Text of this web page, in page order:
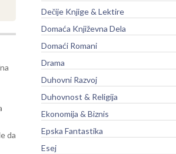
da
Dečije Knjige & Lektire
Domaća Književna Dela
Domaći Romani
Drama
Duhovni Razvoj
Duhovnost & Religija
Ekonomija & Biznis
Epska Fantastika
Esej